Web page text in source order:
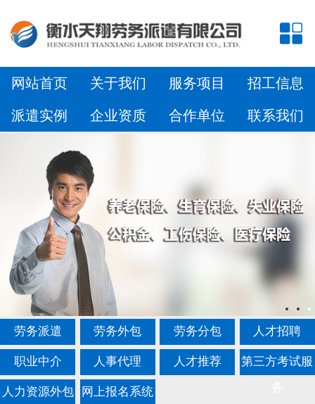
网站首页 关于我们 服务项目 招工信息
派遣实例 企业资质 合作单位 联系我们
劳务派遣 劳务外包 劳务分包 人才招聘
职业中介 人事代理 人才推荐
第三方考试服
人力资源外包
网上报名系统